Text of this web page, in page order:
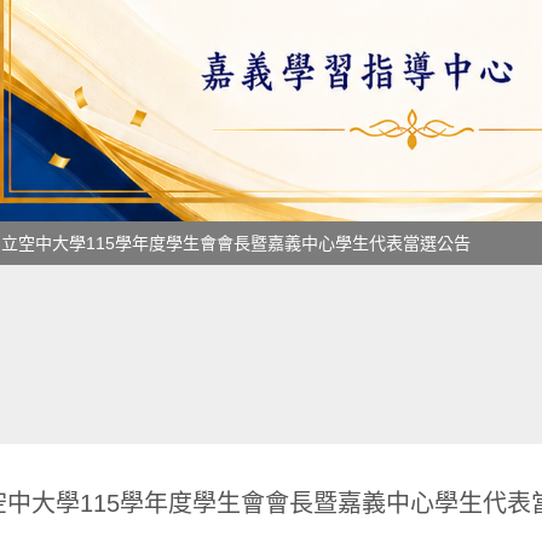
空中大學115學年度學生會會長暨嘉義中心學生代表當選公告
中大學115學年度學生會會長暨嘉義中心學生代表